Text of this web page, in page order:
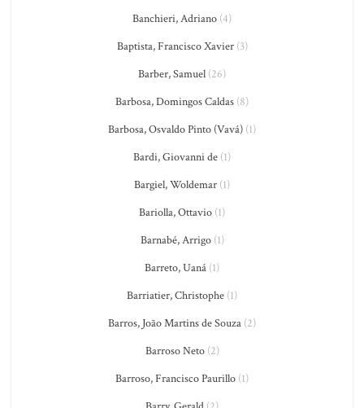
Banchieri, Adriano (4)
Baptista, Francisco Xavier(3)
Barber, Samuel (26)
Barbosa, Domingos Caldas (8)
Barbosa, Osvaldo Pinto (Vavá) (1)
Bardi, Giovanni de (1)
Bargiel, Woldemar (1)
Bariolla, Ottavio (1)
Barnabé, Arrigo(1)
Barreto, Uaná (1)
Barriatier, Christophe (1)
Barros, João Martins de Souza (2)
Barroso Neto(2)
Barroso, Francisco Paurillo (1)